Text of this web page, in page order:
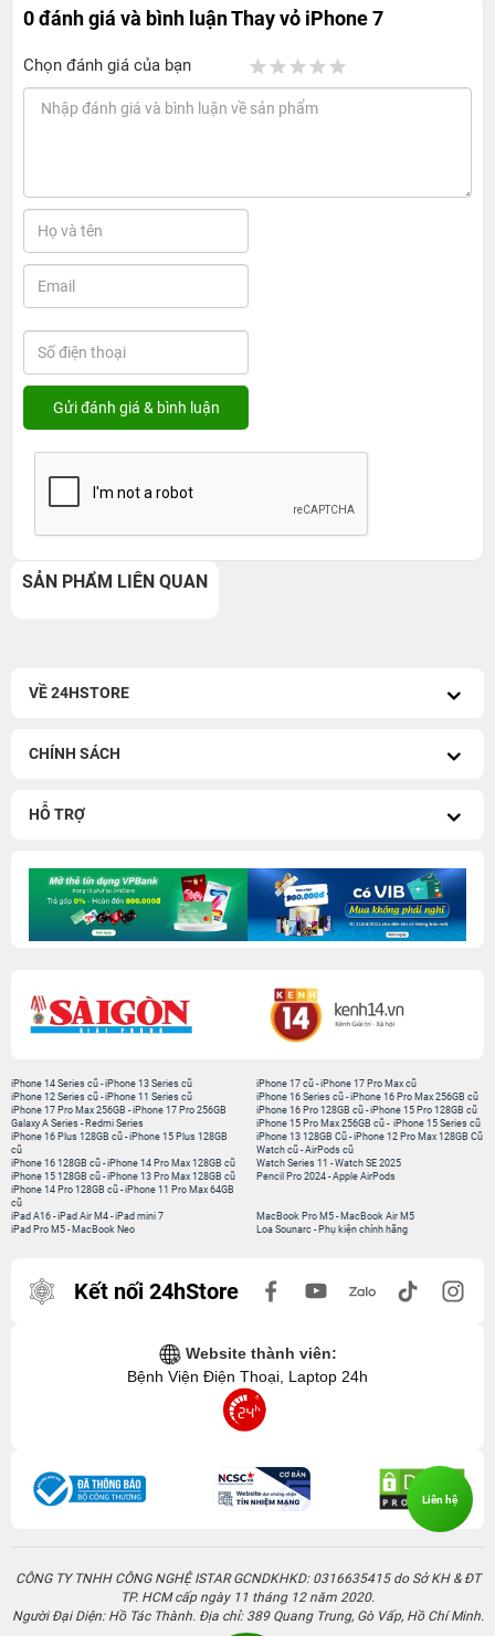
0 đánh giá và bình luậnThay vỏ iPhone 7
Chọn đánh giá của bạn
SẢN PHẨM LIÊN QUAN
VỀ 24HSTORE
CHÍNH SÁCH
HỖ TRỢ
iPhone 14 Series cũ -iPhone 13 Series cũ
iPhone 12 Series cũ -iPhone 11 Series cũ
iPhone 17 Pro Max 256GB -iPhone 17 Pro 256GB
Galaxy A Series - Redmi Series
iPhone 17 cũ-iPhone 17 Pro Max cũ
iPhone 16 Series cũ- iPhone 16 Pro Max 256GB cũ
iPhone 16 Pro 128GB cũ-iPhone 15 Pro 128GB cũ
iPhone 15 Pro Max 256GB cũ- iPhone 15 Series cũ
iPhone 16 Plus 128GB cũ -iPhone 15 Plus 128GB
cũ
iPhone 16 128GB cũ -iPhone 14 Pro Max 128GB cũ
iPhone 15 128GB cũ -iPhone 13 Pro Max 128GB cũ
iPhone 14 Pro 128GB cũ -iPhone 11 Pro Max 64GB
cũ
iPhone 13 128GB Cũ-iPhone 12 Pro Max 128GB Cũ
Watch cũ-AirPods cũ
Watch Series 11 -Watch SE 2025
Pencil Pro 2024-Apple AirPods
iPad A16 -iPad Air M4 -iPad mini 7
iPad Pro M5 - MacBook Neo
MacBook Pro M5- MacBook Air M5
Loa Sounarc- Phụ kiện chính hãng
Kết nối 24hStore
Website thành viên:
Bệnh Viện Điện Thoại, Laptop 24h
CÔNG TY TNHH CÔNG NGHỆ ISTAR GCNDKHKD: 0316635415 do Sở KH & ĐT
TP. HCM cấp ngày 11 tháng 12 năm 2020.
Người Đại Diện: Hồ Tác Thành. Địa chỉ: 389 Quang Trung, Gò Vấp, Hồ Chí Minh.
Liên hệ